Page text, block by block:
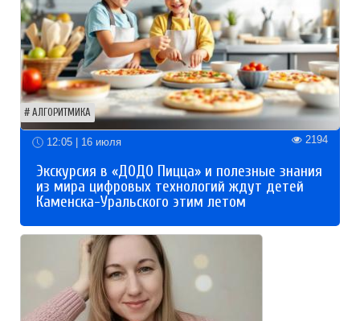
АЛГОРИТМИКА
12:05 | 16 июля 2194
Экскурсия в «ДОДО Пицца» и полезные знания
из мира цифровых технологий ждут детей
Каменска-Уральского этим летом